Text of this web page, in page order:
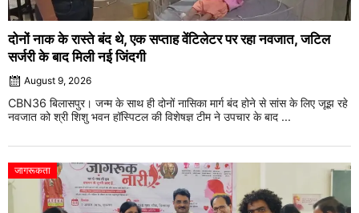
दोनों नाक के रास्ते बंद थे, एक सप्ताह वेंटिलेटर पर रहा नवजात, जटिल
सर्जरी के बाद मिली नई जिंदगी
August 9, 2026
CBN36 बिलासपुर। जन्म के साथ ही दोनों नासिका मार्ग बंद होने से सांस के लिए जूझ रहे
नवजात को श्री शिशु भवन हॉस्पिटल की विशेषज्ञ टीम ने उपचार के बाद ...
जागरूकता